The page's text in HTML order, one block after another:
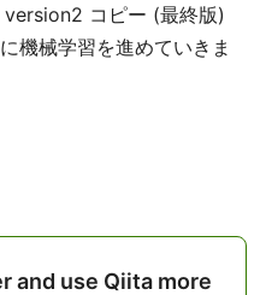
コピー (最終版)
機械学習を進めていきま
and use Qiita more